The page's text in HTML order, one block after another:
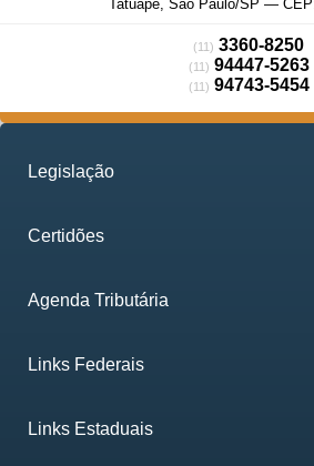
Tatuapé, São Paulo/SP —
(11) 3360-8250
(11) 94447-5263
(11) 94743-5454
Legislação
Certidões
Agenda Tributária
Links Federais
Links Estaduais